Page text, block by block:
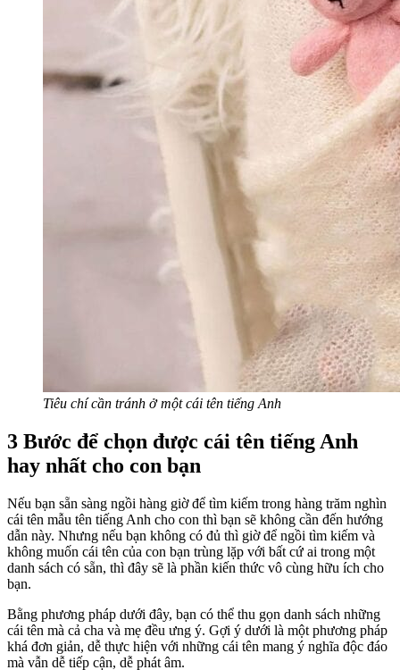
Tiêu chí cần tránh ở một cái tên tiếng Anh
3 Bước để chọn được cái tên tiếng Anh
hay nhất cho con bạn
Nếu bạn sẵn sàng ngồi hàng giờ để tìm kiếm trong hàng trăm nghìn
cái tên mẫu tên tiếng Anh cho con thì bạn sẽ không cần đến hướng
dẫn này. Nhưng nếu bạn không có đủ thì giờ để ngồi tìm kiếm và
không muốn cái tên của con bạn trùng lặp với bất cứ ai trong một
danh sách có sẵn, thì đây sẽ là phần kiến thức vô cùng hữu ích cho
bạn.
Bằng phương pháp dưới đây, bạn có thể thu gọn danh sách những
cái tên mà cả cha và mẹ đều ưng ý. Gợi ý dưới là một phương pháp
khá đơn giản, dễ thực hiện với những cái tên mang ý nghĩa độc đáo
mà vẫn dễ tiếp cận, dễ phát âm.